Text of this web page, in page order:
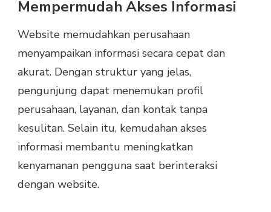
Mempermudah Akses Informasi
Website memudahkan perusahaan
menyampaikan informasi secara cepat dan
akurat. Dengan struktur yang jelas,
pengunjung dapat menemukan profil
perusahaan, layanan, dan kontak tanpa
kesulitan. Selain itu, kemudahan akses
informasi membantu meningkatkan
kenyamanan pengguna saat berinteraksi
dengan website.